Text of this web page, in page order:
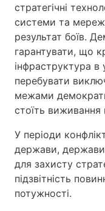
стратегічні
системи та
результат боїв.
гарантувати, що
інфраструктура
перебувати
межами
стоїть виживання
У періоди
держави,
для захисту
підзвітність
потужності.